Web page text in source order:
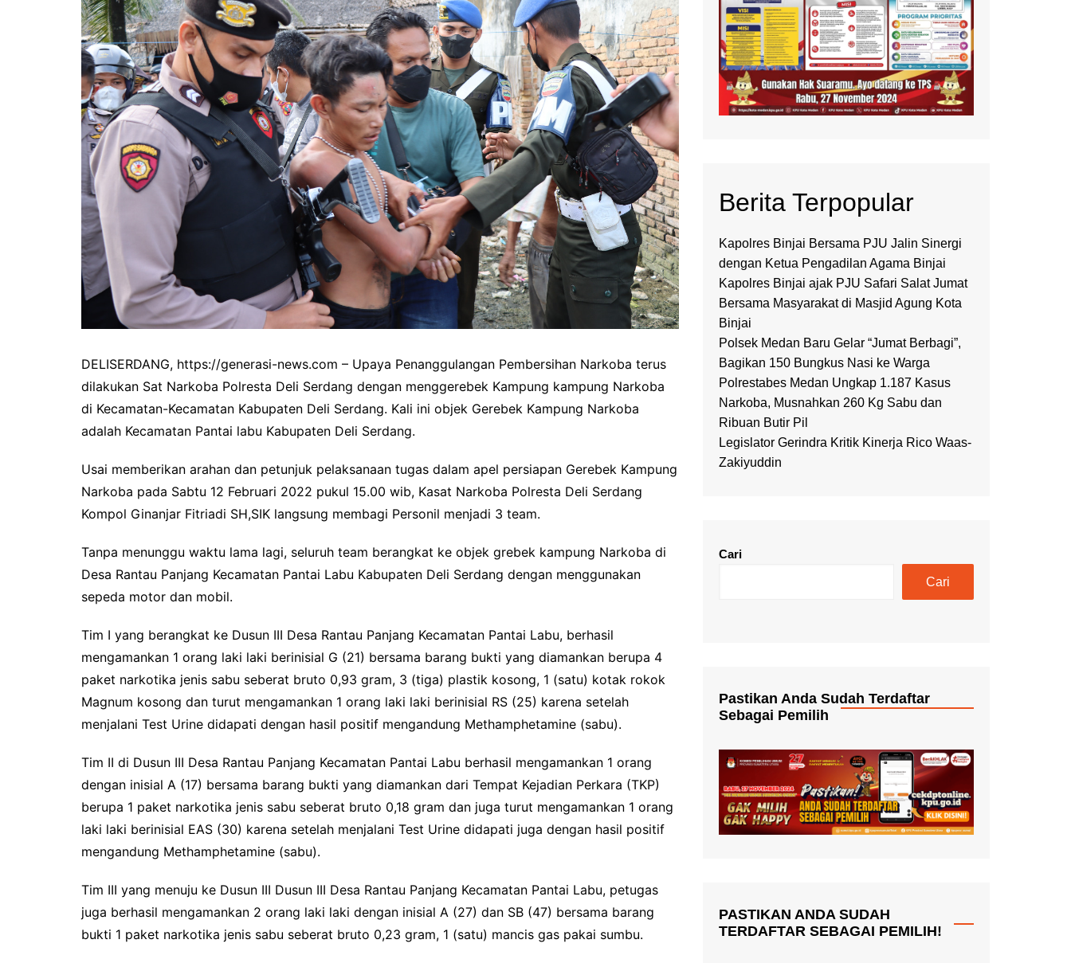
DELISERDANG, https://generasi-news.com – Upaya Penanggulangan Pembersihan Narkoba terus
dilakukan Sat Narkoba Polresta Deli Serdang dengan menggerebek Kampung kampung Narkoba
di Kecamatan-Kecamatan Kabupaten Deli Serdang. Kali ini objek Gerebek Kampung Narkoba
adalah Kecamatan Pantai labu Kabupaten Deli Serdang.
Usai memberikan arahan dan petunjuk pelaksanaan tugas dalam apel persiapan Gerebek Kampung
Narkoba pada Sabtu 12 Februari 2022 pukul 15.00 wib, Kasat Narkoba Polresta Deli Serdang
Kompol Ginanjar Fitriadi SH,SIK langsung membagi Personil menjadi 3 team.
Tanpa menunggu waktu lama lagi, seluruh team berangkat ke objek grebek kampung Narkoba di
Desa Rantau Panjang Kecamatan Pantai Labu Kabupaten Deli Serdang dengan menggunakan
sepeda motor dan mobil.
Tim I yang berangkat ke Dusun III Desa Rantau Panjang Kecamatan Pantai Labu, berhasil
mengamankan 1 orang laki laki berinisial G (21) bersama barang bukti yang diamankan berupa 4
paket narkotika jenis sabu seberat bruto 0,93 gram, 3 (tiga) plastik kosong, 1 (satu) kotak rokok
Magnum kosong dan turut mengamankan 1 orang laki laki berinisial RS (25) karena setelah
menjalani Test Urine didapati dengan hasil positif mengandung Methamphetamine (sabu).
Tim II di Dusun III Desa Rantau Panjang Kecamatan Pantai Labu berhasil mengamankan 1 orang
dengan inisial A (17) bersama barang bukti yang diamankan dari Tempat Kejadian Perkara (TKP)
berupa 1 paket narkotika jenis sabu seberat bruto 0,18 gram dan juga turut mengamankan 1 orang
laki laki berinisial EAS (30) karena setelah menjalani Test Urine didapati juga dengan hasil positif
mengandung Methamphetamine (sabu).
Tim III yang menuju ke Dusun III Dusun III Desa Rantau Panjang Kecamatan Pantai Labu, petugas
juga berhasil mengamankan 2 orang laki laki dengan inisial A (27) dan SB (47) bersama barang
bukti 1 paket narkotika jenis sabu seberat bruto 0,23 gram, 1 (satu) mancis gas pakai sumbu.
Berita Terpopular
Kapolres Binjai Bersama PJU Jalin Sinergi
dengan Ketua Pengadilan Agama Binjai
Kapolres Binjai ajak PJU Safari Salat Jumat
Bersama Masyarakat di Masjid Agung Kota
Binjai
Polsek Medan Baru Gelar “Jumat Berbagi”,
Bagikan 150 Bungkus Nasi ke Warga
Polrestabes Medan Ungkap 1.187 Kasus
Narkoba, Musnahkan 260 Kg Sabu dan
Ribuan Butir Pil
Legislator Gerindra Kritik Kinerja Rico Waas-
Zakiyuddin
Cari
Cari
Pastikan Anda Sudah Terdaftar
Sebagai Pemilih
PASTIKAN ANDA SUDAH
TERDAFTAR SEBAGAI PEMILIH!